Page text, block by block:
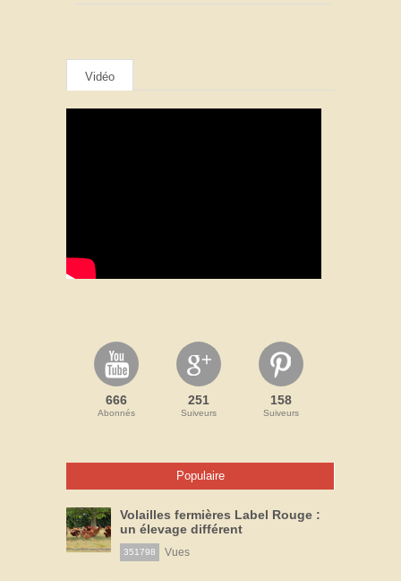
Vidéo
666
Abonnés
251
Suiveurs
158
Suiveurs
Populaire
Volailles fermières Label Rouge :
un élevage différent
351798 Vues